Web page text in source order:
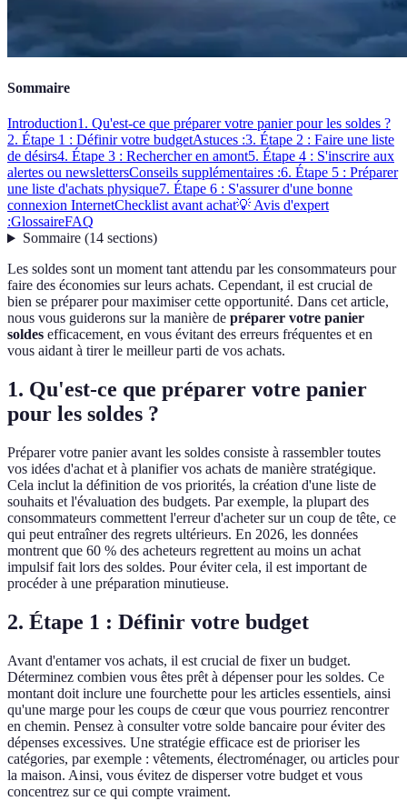
Sommaire
Introduction1. Qu'est-ce que préparer votre panier pour les soldes ?
2. Étape 1 : Définir votre budgetAstuces :3. Étape 2 : Faire une liste
de désirs4. Étape 3 : Rechercher en amont5. Étape 4 : S'inscrire aux
alertes ou newslettersConseils supplémentaires :6. Étape 5 : Préparer
une liste d'achats physique7. Étape 6 : S'assurer d'une bonne
connexion InternetChecklist avant achat💡 Avis d'expert
:GlossaireFAQ
Sommaire(14 sections)
Les soldes sont un moment tant attendu par les consommateurs pour
faire des économies sur leurs achats. Cependant, il est crucial de
bien se préparer pour maximiser cette opportunité. Dans cet article,
nous vous guiderons sur la manière de préparer votre panier
soldes efficacement, en vous évitant des erreurs fréquentes et en
vous aidant à tirer le meilleur parti de vos achats.
1. Qu'est-ce que préparer votre panier
pour les soldes ?
Préparer votre panier avant les soldes consiste à rassembler toutes
vos idées d'achat et à planifier vos achats de manière stratégique.
Cela inclut la définition de vos priorités, la création d'une liste de
souhaits et l'évaluation des budgets. Par exemple, la plupart des
consommateurs commettent l'erreur d'acheter sur un coup de tête, ce
qui peut entraîner des regrets ultérieurs. En 2026, les données
montrent que 60 % des acheteurs regrettent au moins un achat
impulsif fait lors des soldes. Pour éviter cela, il est important de
procéder à une préparation minutieuse.
2. Étape 1 : Définir votre budget
Avant d'entamer vos achats, il est crucial de fixer un budget.
Déterminez combien vous êtes prêt à dépenser pour les soldes. Ce
montant doit inclure une fourchette pour les articles essentiels, ainsi
qu'une marge pour les coups de cœur que vous pourriez rencontrer
en chemin. Pensez à consulter votre solde bancaire pour éviter des
dépenses excessives. Une stratégie efficace est de prioriser les
catégories, par exemple : vêtements, électroménager, ou articles pour
la maison. Ainsi, vous évitez de disperser votre budget et vous
concentrez sur ce qui compte vraiment.